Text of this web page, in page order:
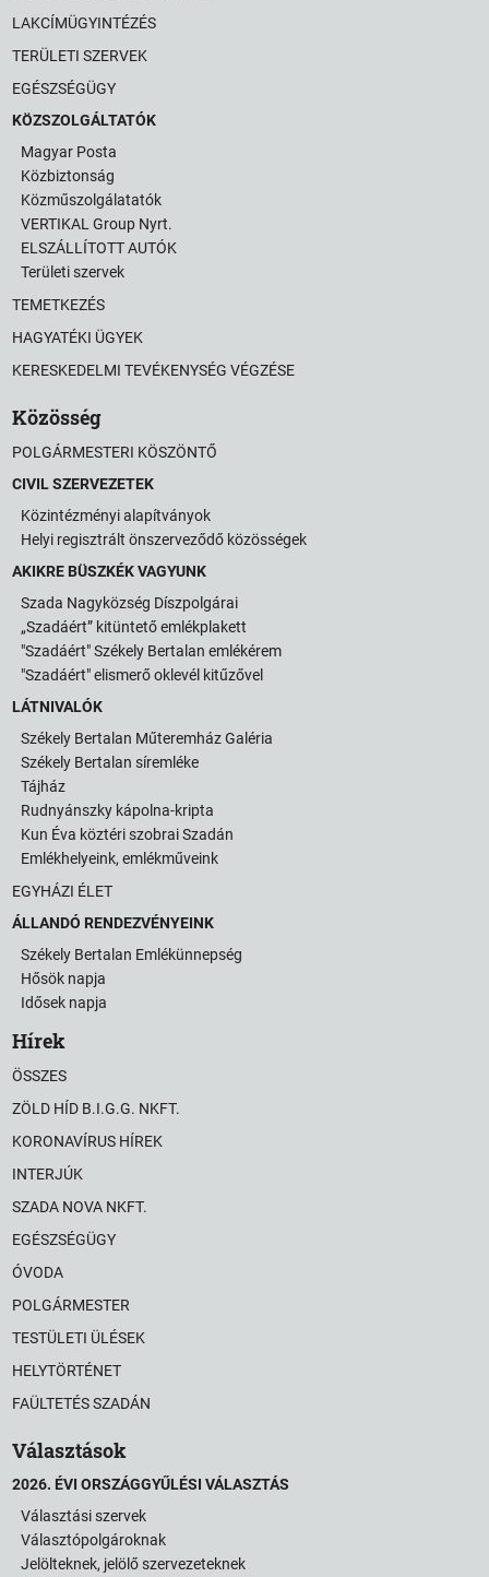
LAKCÍMÜGYINTÉZÉS
TERÜLETI SZERVEK
EGÉSZSÉGÜGY
KÖZSZOLGÁLTATÓK
Magyar Posta
Közbiztonság
Közműszolgálatatók
VERTIKAL Group Nyrt.
ELSZÁLLÍTOTT AUTÓK
Területi szervek
TEMETKEZÉS
HAGYATÉKI ÜGYEK
KERESKEDELMI TEVÉKENYSÉG VÉGZÉSE
Közösség
POLGÁRMESTERI KÖSZÖNTŐ
CIVIL SZERVEZETEK
Közintézményi alapítványok
Helyi regisztrált önszerveződő közösségek
AKIKRE BÜSZKÉK VAGYUNK
Szada Nagyközség Díszpolgárai
„Szadáért” kitüntető emlékplakett
"Szadáért" Székely Bertalan emlékérem
"Szadáért" elismerő oklevél kitűzővel
LÁTNIVALÓK
Székely Bertalan Műteremház Galéria
Székely Bertalan síremléke
Tájház
Rudnyánszky kápolna-kripta
Kun Éva köztéri szobrai Szadán
Emlékhelyeink, emlékműveink
EGYHÁZI ÉLET
ÁLLANDÓ RENDEZVÉNYEINK
Székely Bertalan Emlékünnepség
Hősök napja
Idősek napja
Hírek
ÖSSZES
ZÖLD HÍD B.I.G.G. NKFT.
KORONAVÍRUS HÍREK
INTERJÚK
SZADA NOVA NKFT.
EGÉSZSÉGÜGY
ÓVODA
POLGÁRMESTER
TESTÜLETI ÜLÉSEK
HELYTÖRTÉNET
FAÜLTETÉS SZADÁN
Választások
2026. ÉVI ORSZÁGGYŰLÉSI VÁLASZTÁS
Választási szervek
Választópolgároknak
Jelölteknek, jelölő szervezeteknek